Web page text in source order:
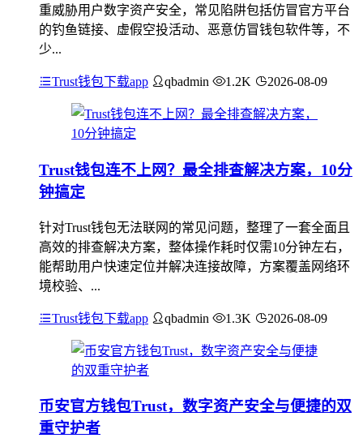
重威胁用户数字资产安全，常见陷阱包括仿冒官方平台
的钓鱼链接、虚假空投活动、恶意仿冒钱包软件等，不
少...
Trust钱包下载app qbadmin 1.2K 2026-08-09
Trust钱包连不上网？最全排查解决方案，10分
钟搞定
针对Trust钱包无法联网的常见问题，整理了一套全面且
高效的排查解决方案，整体操作耗时仅需10分钟左右，
能帮助用户快速定位并解决连接故障，方案覆盖网络环
境校验、...
Trust钱包下载app qbadmin 1.3K 2026-08-09
币安官方钱包Trust，数字资产安全与便捷的双
重守护者